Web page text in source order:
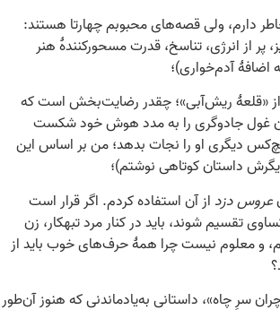
دارم، ولی قصه‌های محبوبم چهارتا هستند:
پر از انرژی، تناسخ، قدرت مسحورکنندۀ هنر
اضافۀ آدم‌خواری)؛
«قلعۀ ریش‌آبی»؛ چقدر رضایت‌بخش است که
غول جادوگری را به مدد هوش خود شکست
دیگری او را نجات بدهد؛ من بر اساس این
داستان کوتاهی نوشتم)؛
عروس دزد از آن استفاده کردم. اگر قرار است
تقسیم شوند، باید در کنار مرد تبهکار، زن
و معلوم نیست چرا همۀ حرف‌های خوب باید از
سرِ چاه»، داستانی به‌یادماندنی که هنوز آن‌طور